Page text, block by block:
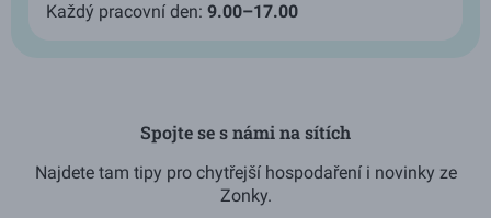
Každý pracovní den: 9.00–17.00
Spojte se s námi na sítích
Najdete tam tipy pro chytřejší hospodaření i novinky ze
Zonky.